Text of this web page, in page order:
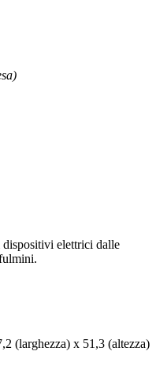
dispositivi elettrici dalle
(larghezza) x 51,3 (altezza)